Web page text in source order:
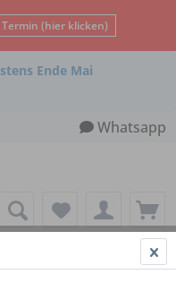
(hier klicken)
Ende Mai
Whatsapp